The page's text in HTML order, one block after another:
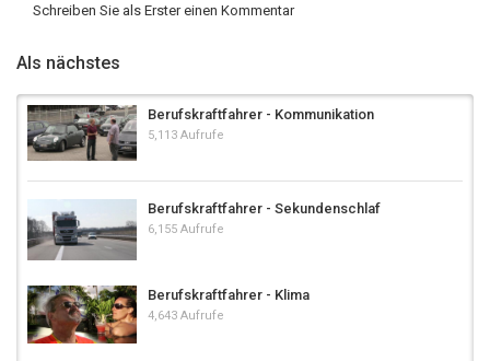
Schreiben Sie als Erster einen Kommentar
Als nächstes
Berufskraftfahrer - Kommunikation
5,113 Aufrufe
Berufskraftfahrer - Sekundenschlaf
6,155 Aufrufe
Berufskraftfahrer - Klima
4,643 Aufrufe